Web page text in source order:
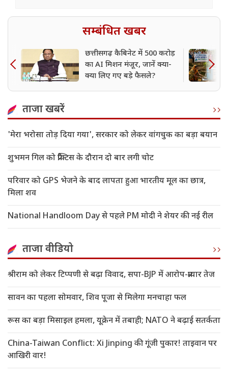
सम्बंधित खबर
छत्तीसगढ़ कैबिनेट में 500 करोड़
का AI मिशन मंजूर, जानें क्या-
क्या लिए गए बड़े फैसले?
ताजा खबरें
'मेरा भरोसा तोड़ दिया गया', सरकार को लेकर वांगचुक का बड़ा बयान
शुभमन गिल को प्रैक्टिस के दौरान दो बार लगी चोट
परिवार को GPS भेजने के बाद लापता हुआ भारतीय मूल का छात्र,
मिला शव
National Handloom Day से पहले PM मोदी ने शेयर की नई रील
ताजा वीडियो
श्रीराम को लेकर टिप्पणी से बढ़ा विवाद, सपा-BJP में आरोप-प्रत्यार तेज
सावन का पहला सोमवार, शिव पूजा से मिलेगा मनचाहा फल
रूस का बड़ा मिसाइल हमला, यूक्रेन में तबाही; NATO ने बढ़ाई सतर्कता
China-Taiwan Conflict: Xi Jinping की गूंजी पुकार! ताइवान पर
आखिरी वार!